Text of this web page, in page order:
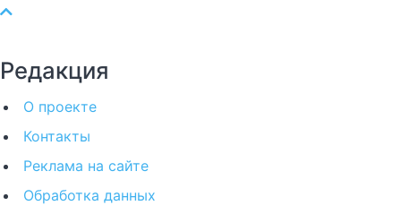
Редакция
О проекте
Контакты
Реклама на сайте
Обработка данных